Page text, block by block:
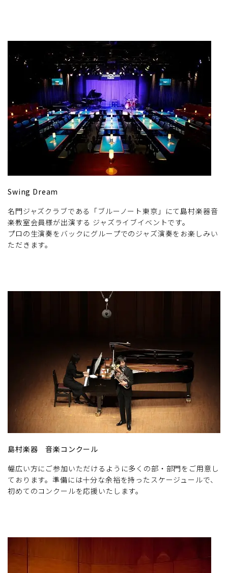
Swing Dream
名門ジャズクラブである「ブルーノート東京」にて島村楽器音
楽教室会員様が出演する ジャズライブイベントです。
プロの生演奏をバックにグループでのジャズ演奏をお楽しみい
ただきます。
島村楽器 音楽コンクール
幅広い方にご参加いただけるように多くの部・部門をご用意し
ております。準備には十分な余裕を持ったスケージュールで、
初めてのコンクールを応援いたします。